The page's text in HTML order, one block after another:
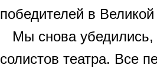
победителей в
Мы снова убедились,
солистов театра. Все